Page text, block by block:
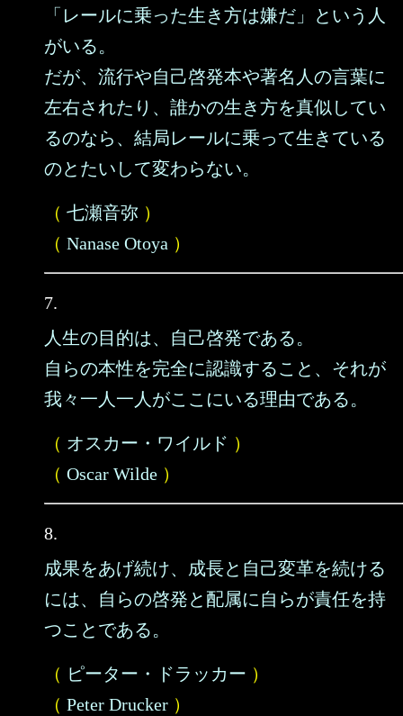
「レールに乗った生き方は嫌だ」という人
がいる。
だが、流行や自己啓発本や著名人の言葉に
左右されたり、誰かの生き方を真似してい
るのなら、結局レールに乗って生きている
のとたいして変わらない。
（ 七瀬音弥 ）
（ Nanase Otoya ）
7.
人生の目的は、自己啓発である。
自らの本性を完全に認識すること、それが
我々一人一人がここにいる理由である。
（ オスカー・ワイルド ）
（ Oscar Wilde ）
8.
成果をあげ続け、成長と自己変革を続ける
には、自らの啓発と配属に自らが責任を持
つことである。
（ ピーター・ドラッカー ）
（ Peter Drucker ）